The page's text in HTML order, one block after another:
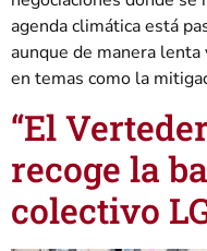
agenda climática está
aunque de manera
en temas como la
“El
recoge la
colectivo